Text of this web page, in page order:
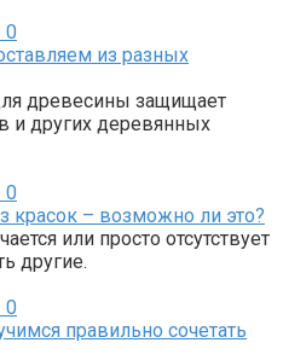
0
из разных
древесины защищает
и других деревянных
0
красок – возможно ли это?
или просто отсутствует
другие.
0
правильно сочетать